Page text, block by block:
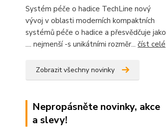
Systém péče o hadice TechLine nový
vývoj v oblasti moderních kompaktních
systémů péče o hadice a přesvědčuje jako
.... nejmenší -s unikátními rozměr... číst celé
Zobrazit všechny novinky
Nepropásněte novinky, akce
a slevy!